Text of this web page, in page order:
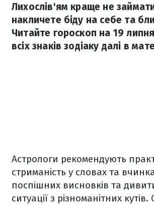
Лихослів'ям краще не
накличете біду на себе та
Читайте гороскоп на 19
всіх знаків зодіаку далі в
Астрологи рекомендують
стриманість у словах та
поспішних висновків та
ситуації з різноманітних